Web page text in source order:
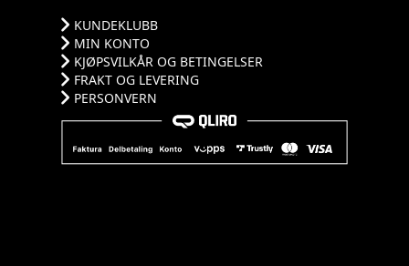
KUNDEKLUBB
MIN KONTO
KJØPSVILKÅR OG BETINGELSER
FRAKT OG LEVERING
PERSONVERN